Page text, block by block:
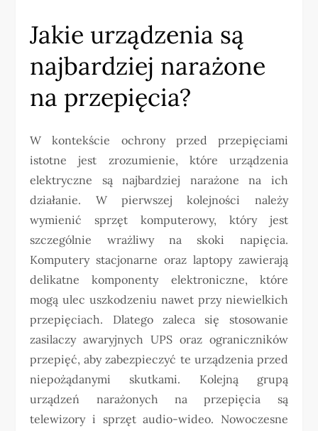
Jakie urządzenia są
najbardziej narażone
na przepięcia?
W kontekście ochrony przed przepięciami
istotne jest zrozumienie, które urządzenia
elektryczne są najbardziej narażone na ich
działanie. W pierwszej kolejności należy
wymienić sprzęt komputerowy, który jest
szczególnie wrażliwy na skoki napięcia.
Komputery stacjonarne oraz laptopy zawierają
delikatne komponenty elektroniczne, które
mogą ulec uszkodzeniu nawet przy niewielkich
przepięciach. Dlatego zaleca się stosowanie
zasilaczy awaryjnych UPS oraz ograniczników
przepięć, aby zabezpieczyć te urządzenia przed
niepożądanymi skutkami. Kolejną grupą
urządzeń narażonych na przepięcia są
telewizory i sprzęt audio-wideo. Nowoczesne